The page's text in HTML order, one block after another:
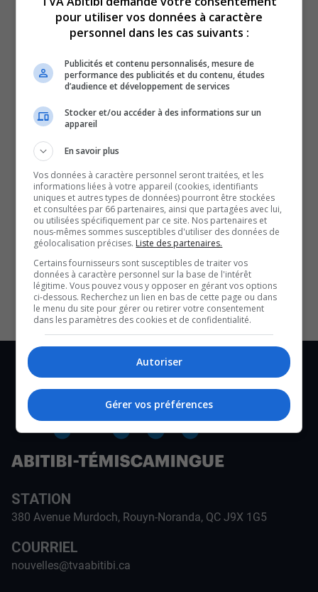
Voici l’actualité de l’Abitibi-Témiscamingue.
Le TVA 12 h 15 et le TVA 17 h 58 sont des rendez-vous
incontournables pour connaître tout de l’actualité
régionale. Avec un bulletin de 12 minutes sur l’heure du
pour faire un tour d’horizon complet de ce qui a marqué
QUESTION DU JOUR
Commentaires
SOUTENIR NOS MÉDIAS, C’EST PROTÉGER NOTRE
CULTURE ET NOTRE ÉCONOMIE
STATION
380 Avenue Murdoch, Rouyn-Noranda, QC J9X 1G5
COURRIEL
nouvelles@tvaabitibi.ca
pour utiliser vos données à caractère
personnel dans les cas suivants :
Publicités et contenu personnalisés, mesure de
performance des publicités et du contenu, études
d’audience et développement de services
Stocker et/ou accéder à des informations sur un
appareil
En savoir plus
Vos données à caractère personnel seront traitées, et les
informations liées à votre appareil (cookies, identifiants
uniques et autres types de données) pourront être stockées
et consultées par 66 partenaires, ainsi que partagées avec lui,
ou utilisées spécifiquement par ce site. Nos partenaires et
nous-mêmes sommes susceptibles d'utiliser des données de
géolocalisation précises. Liste des partenaires.
Certains fournisseurs sont susceptibles de traiter vos
données à caractère personnel sur la base de l'intérêt
légitime. Vous pouvez vous y opposer en gérant vos options
ci-dessous. Recherchez un lien en bas de cette page ou dans
le menu du site pour gérer ou retirer votre consentement
dans les paramètres des cookies et de confidentialité.
Autoriser
Gérer vos préférences